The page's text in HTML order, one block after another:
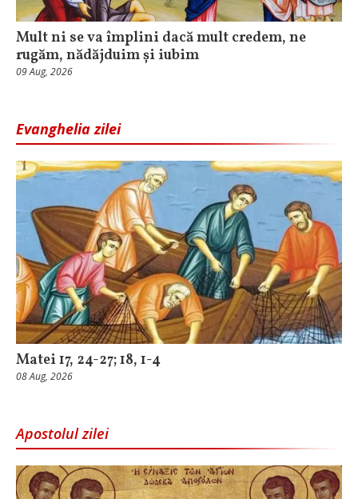
Mult ni se va împlini dacă mult credem, ne
rugăm, nădăjduim și iubim
09 Aug, 2026
Evanghelia zilei
Matei 17, 24-27; 18, 1-4
08 Aug, 2026
Apostolul zilei